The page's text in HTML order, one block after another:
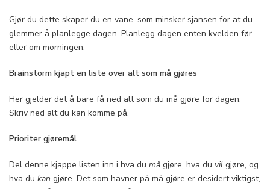
Gjør du dette skaper du en vane, som minsker sjansen for at du
glemmer å planlegge dagen. Planlegg dagen enten kvelden før
eller om morningen.
Brainstorm kjapt en liste over alt som må gjøres
Her gjelder det å bare få ned alt som du må gjøre for dagen.
Skriv ned alt du kan komme på.
Prioriter gjøremål
Del denne kjappe listen inn i hva du må gjøre, hva du vil gjøre, og
hva du kan gjøre. Det som havner på må gjøre er desidert viktigst,